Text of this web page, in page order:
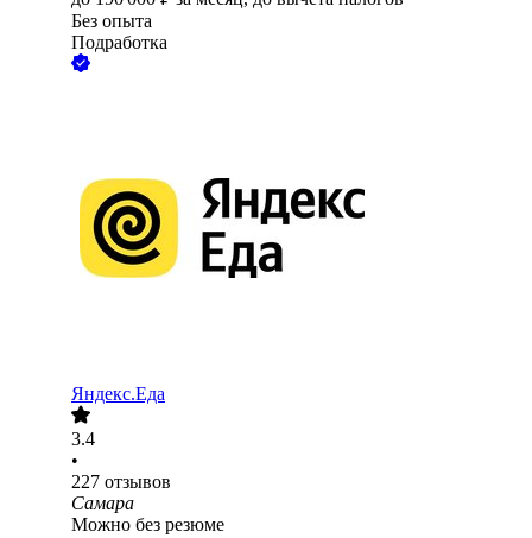
Без опыта
Подработка
Яндекс.Еда
3.4
•
227 отзывов
Самара
Можно без резюме